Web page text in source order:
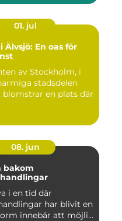
01. jul
Älvsjö: En oas för
av Stockholm, i
stadsdelen
blomstrar en plats där
08. jun
bakom
i en tid där
har blivit en
innebär att möjli...